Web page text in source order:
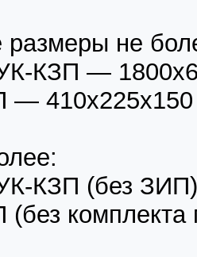
размеры не
КЗП —
—
КЗП (без